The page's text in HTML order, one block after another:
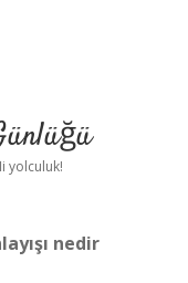
yolculuk!
nedir